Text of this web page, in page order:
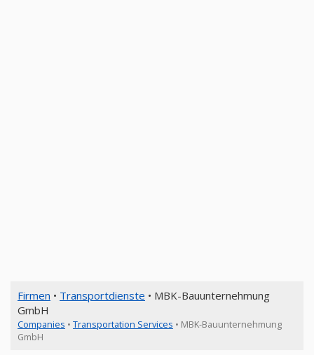
Firmen • Transportdienste • MBK-Bauunternehmung
GmbH
Companies • Transportation Services • MBK-Bauunternehmung
GmbH